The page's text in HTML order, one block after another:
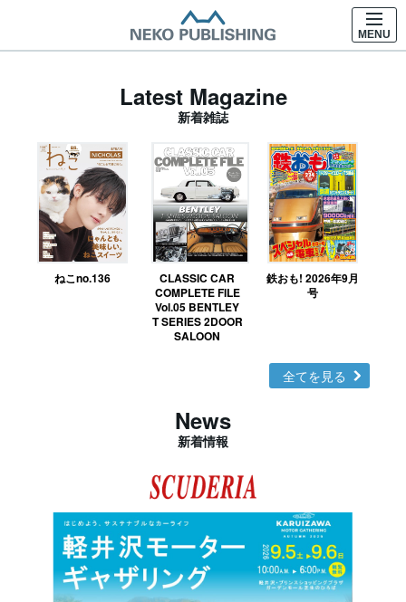
MENU
Latest Magazine
新着雑誌
ねこno.136
CLASSIC CAR
COMPLETE FILE
Vol.05 BENTLEY
T SERIES 2DOOR
SALOON
鉄おも! 2026年9月
号
全てを見る
News
新着情報